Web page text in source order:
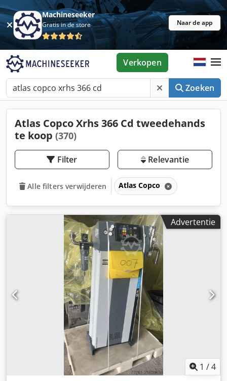
Machineseeker
Gratis in de store Naar de app
Zoeken
Verkopen
Atlas Copco Xrhs 366 Cd tweedehands
te koop (370)
Filter Relevantie
Alle filters verwijderen Atlas Copco
Advertentie
1 /4